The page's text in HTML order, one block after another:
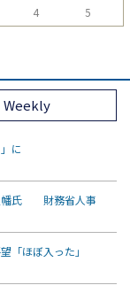
4 5
Weekly
に
幡氏 財務省人事
ほぼ入った」